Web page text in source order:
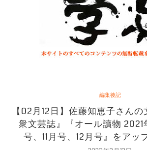
編集後記
【02月12日】佐藤知恵子さん
衆文芸誌』『オール讀物
号、11月号、12月号』をアッ